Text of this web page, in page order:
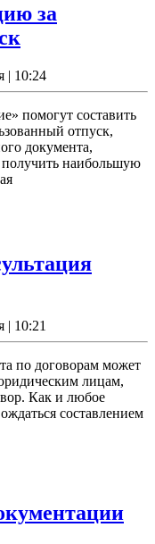
за
компенсацию
за
отпуск
| 10:24
отпуск,
документа,
получить наибольшую
| 10:21
лицам,
Как и любое
составлением